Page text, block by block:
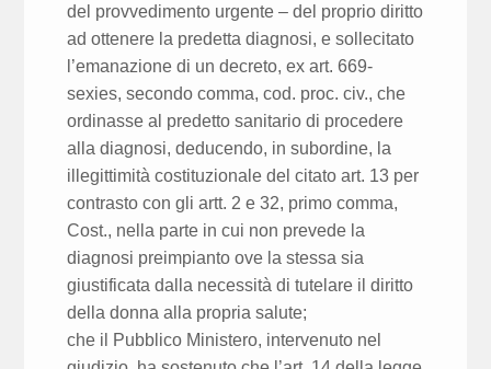
del provvedimento urgente – del proprio diritto
ad ottenere la predetta diagnosi, e sollecitato
l’emanazione di un decreto, ex art. 669-
sexies, secondo comma, cod. proc. civ., che
ordinasse al predetto sanitario di procedere
alla diagnosi, deducendo, in subordine, la
illegittimità costituzionale del citato art. 13 per
contrasto con gli artt. 2 e 32, primo comma,
Cost., nella parte in cui non prevede la
diagnosi preimpianto ove la stessa sia
giustificata dalla necessità di tutelare il diritto
della donna alla propria salute;
che il Pubblico Ministero, intervenuto nel